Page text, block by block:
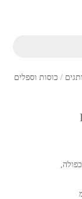
/ כוסות וספלים